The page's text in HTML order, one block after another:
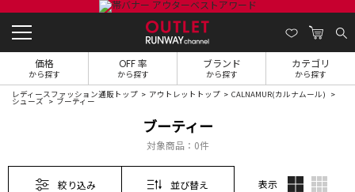
価格
から探す
OFF 率
から探す
ブランド
から探す
カテゴリ
から探す
レディースファッション通販トップ アウトレットトップ CALNAMUR(カルナムール)
シューズ ブーティー
ブーティー
対象商品： 0件
絞り込み 並び替え 表示